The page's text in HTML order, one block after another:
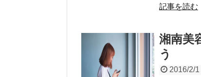
記事を読む
湘南美
う
2016/2/1